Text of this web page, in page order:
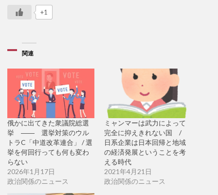
+1
関連
俄かに出てきた衆議院総選
挙 ―― 選挙対策のウル
トラC「中道改革連合」 / 選
挙を何回行っても何も変わ
らない
2026年1月17日
政治関係のニュース
ミャンマーは武力によって
完全に抑えきれない国 /
日系企業は日本回帰と地域
の経済発展ということを考
える時代
2021年4月21日
政治関係のニュース